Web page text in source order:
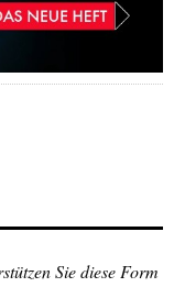
Sie diese Form